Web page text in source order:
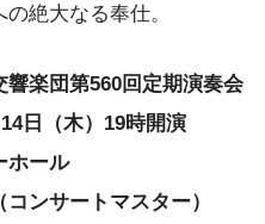
絶大なる奉仕。
響楽団第560回定期演奏会
日（木）19時開演
ホール
ンサートマスター）